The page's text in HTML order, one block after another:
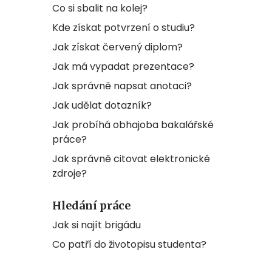
Co si sbalit na kolej?
Kde získat potvrzení o studiu?
Jak získat červený diplom?
Jak má vypadat prezentace?
Jak správně napsat anotaci?
Jak udělat dotazník?
Jak probíhá obhajoba bakalářské
práce?
Jak správně citovat elektronické
zdroje?
Hledání práce
Jak si najít brigádu
Co patří do životopisu studenta?